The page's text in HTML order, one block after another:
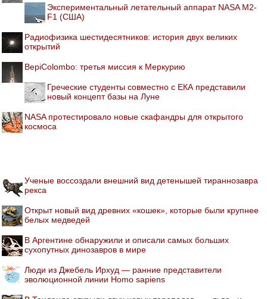
Экспериментальный летательный аппарат NASA M2-
F1 (США)
Радиофизика шестидесятников: история двух великих
открытий
BepiColombo: третья миссия к Меркурию
Греческие студенты совместно с ЕКА представили
новый концепт базы на Луне
NASA протестировало новые скафандры для открытого
космоса
Ученые воссоздали внешний вид детенышей тираннозавра
рекса
Открыт новый вид древних «кошек», которые были крупнее
белых медведей
В Аргентине обнаружили и описали самых больших
сухопутных динозавров в мире
Люди из Джебель Ирхуд — ранние представители
эволюционной линии Homo sapiens